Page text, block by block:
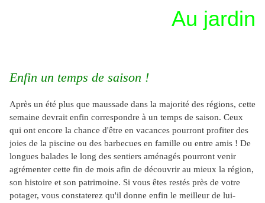
Au jardin
Enfin un temps de saison !
Après un été plus que maussade dans la majorité des régions, cette
semaine devrait enfin correspondre à un temps de saison. Ceux
qui ont encore la chance d'être en vacances pourront profiter des
joies de la piscine ou des barbecues en famille ou entre amis ! De
longues balades le long des sentiers aménagés pourront venir
agrémenter cette fin de mois afin de découvrir au mieux la région,
son histoire et son patrimoine. Si vous êtes restés près de votre
potager, vous constaterez qu'il donne enfin le meilleur de lui-